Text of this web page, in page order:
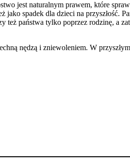
jest naturalnym prawem, które
spadek dla dzieci na przyszłość.
państwa tylko poprzez rodzinę, a
nędzą i zniewoleniem. W